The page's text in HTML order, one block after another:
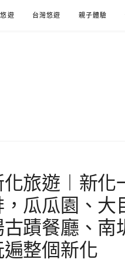
遊 台灣悠遊 親子體驗
化旅遊︱新化
，瓜瓜園、大
蹟餐廳、南
遍整個新化